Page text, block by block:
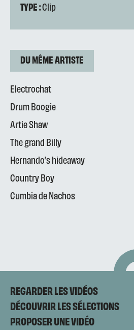
TYPE :Clip
DU MÊME ARTISTE
Electrochat
Drum Boogie
Artie Shaw
The grand Billy
Hernando’s hideaway
Country Boy
Cumbia de Nachos
REGARDER LES VIDÉOS
DÉCOUVRIR LES SÉLECTIONS
PROPOSER UNE VIDÉO